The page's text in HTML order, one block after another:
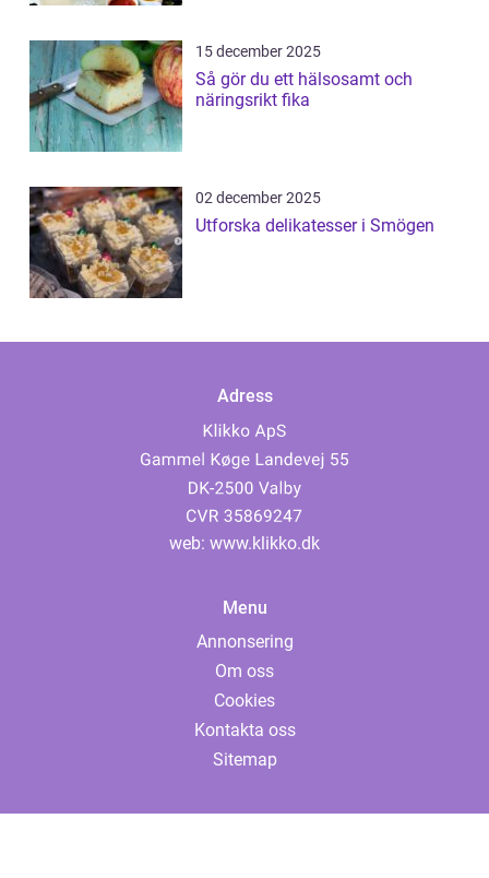
15 december 2025
Så gör du ett hälsosamt och
näringsrikt fika
02 december 2025
Utforska delikatesser i Smögen
Adress
web: www.klikko.dk
Menu
Annonsering
Om oss
Cookies
Kontakta oss
Sitemap